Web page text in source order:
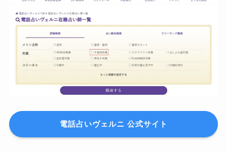
電話占いヴェルニ 公式サイト